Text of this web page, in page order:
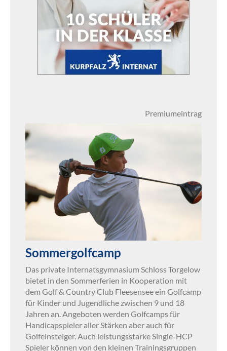
Premiumeintrag
Sommergolfcamp
Das private Internatsgymnasium Schloss Torgelow
bietet in den Sommerferien in Kooperation mit
dem Golf & Country Club Fleesensee ein Golfcamp
für Kinder und Jugendliche zwischen 9 und 18
Jahren an. Angeboten werden Golfcamps für
Handicapspieler aller Stärken aber auch für
Golfeinsteiger. Auch leistungsstarke Single-HCP
Spieler können von den kleinen Trainingsgruppen